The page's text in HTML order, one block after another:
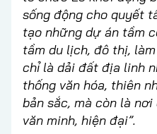
sống động cho quyết
tạo những dự án tầm
tầm du lịch, đô thị,
chỉ là dải đất địa linh
thống văn hóa, thiên
bản sắc, mà còn là
văn minh, hiện đại”.